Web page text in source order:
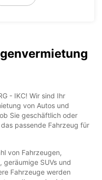
- IKC! Wir sind Ihr
von Autos und
Sie geschäftlich oder
passende Fahrzeug für
von Fahrzeugen,
SUVs und
Fahrzeuge werden